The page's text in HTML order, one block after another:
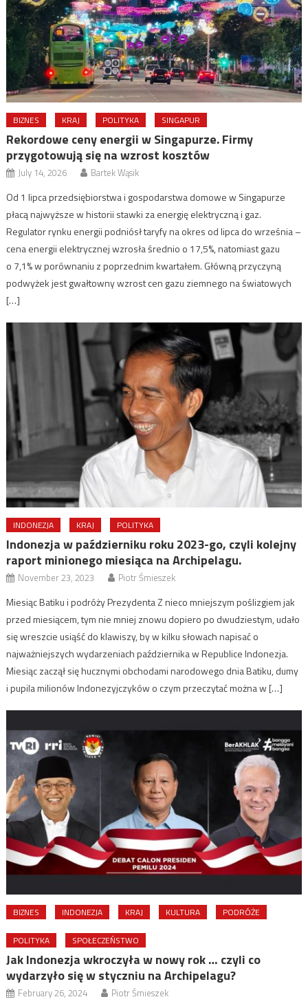
BIZNES KRAJ POLITYKA SINGAPUR
Rekordowe ceny energii w Singapurze. Firmy
przygotowują się na wzrost kosztów
July 14, 2026 Bartek Wąsik
Od 1 lipca przedsiębiorstwa i gospodarstwa domowe w Singapurze
płacą najwyższe w historii stawki za energię elektryczną i gaz.
Regulator rynku energii podniósł taryfy na okres od lipca do września –
cena energii elektrycznej wzrosła średnio o 17,5%, natomiast gazu
o 7,1% w porównaniu z poprzednim kwartałem. Główną przyczyną
podwyżek jest gwałtowny wzrost cen gazu ziemnego na światowych
[…]
INDONEZJA KRAJ POLITYKA
Indonezja w październiku roku 2023-go, czyli kolejny
raport minionego miesiąca na Archipelagu.
November 23, 2023 Piotr Śmieszek
Miesiąc Batiku i podróży Prezydenta Z nieco mniejszym poślizgiem jak
przed miesiącem, tym nie mniej znowu dopiero po dwudziestym, udało
się wreszcie usiąść do klawiszy, by w kilku słowach napisać o
najważniejszych wydarzeniach października w Republice Indonezja.
Miesiąc zaczął się hucznymi obchodami narodowego dnia Batiku, dumy
i pupila milionów Indonezyjczyków o czym przeczytać można w […]
BIZNES INDONEZJA KRAJ KULTURA PODRÓŻE
POLITYKA SPOŁECZEŃSTWO
Jak Indonezja wkroczyła w nowy rok … czyli co
wydarzyło się w styczniu na Archipelagu?
February 26, 2024 Piotr Śmieszek